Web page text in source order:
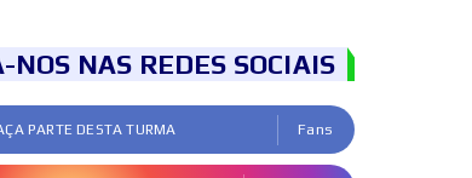
NOS NAS REDES SOCIAIS
PARTE DESTA TURMA Fans